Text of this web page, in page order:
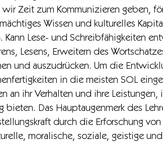
Zeit zum Kommunizieren geben,
Wissen und kulturelles
Kann Lese- und Schreibfähigkeiten
Lesens, Erweitern des
und auszudrücken. Um die
in die meisten SOL
an ihr Verhalten und ihre
bieten. Das Hauptaugenmerk des
durch die Erforschung
moralische, soziale, geistige